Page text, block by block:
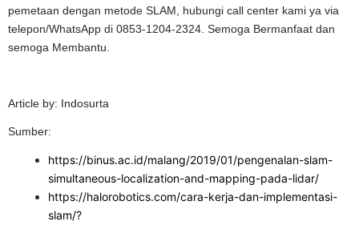
pemetaan dengan metode SLAM, hubungi call center kami ya via
telepon/WhatsApp di 0853-1204-2324. Semoga Bermanfaat dan
semoga Membantu.
Article by: Indosurta
Sumber:
https://binus.ac.id/malang/2019/01/pengenalan-slam-
simultaneous-localization-and-mapping-pada-lidar/
https://halorobotics.com/cara-kerja-dan-implementasi-
slam/?